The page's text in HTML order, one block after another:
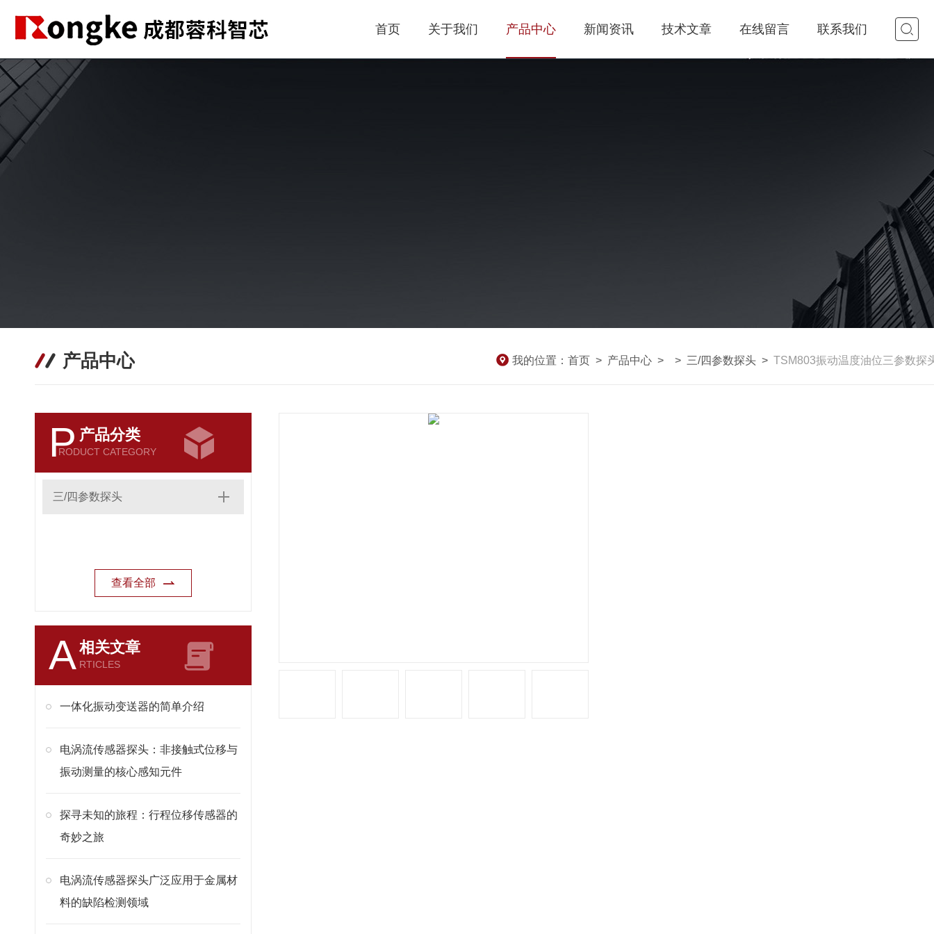
首页 关于我们 产品中心 新闻资讯 技术文章 在线留言 联系我们
产品中心 我的位置： 首页 > 产品中心 > > 三/四参数探头 > TSM803振动温度油位三参数探
P 产品分类
RODUCT CATEGORY
三/四参数探头
查看全部
A相关文章
RTICLES
一体化振动变送器的简单介绍
电涡流传感器探头：非接触式位移与
振动测量的核心感知元件
探寻未知的旅程：行程位移传感器的
奇妙之旅
电涡流传感器探头广泛应用于金属材
料的缺陷检测领域